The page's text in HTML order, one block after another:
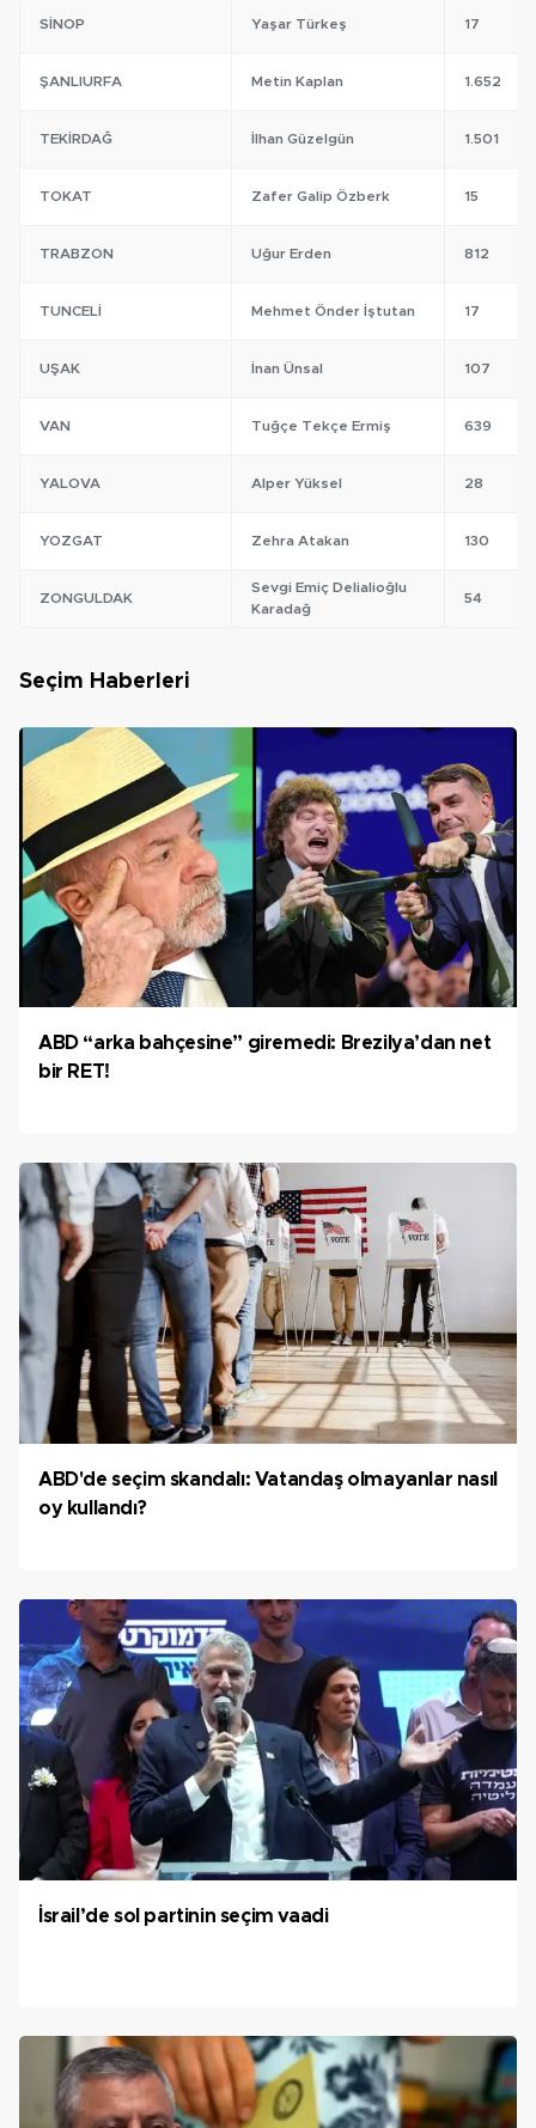
SINOP Yaşar Türkeş 17
ŞANLIURFA Metin Kaplan 1.652
TEKIRDAĞ İlhan Güzelgün 1.501
TOKAT Zafer Galip Özberk 15
TRABZON Uğur Erden 812
TUNCELI Mehmet Önder İştutan 17
UŞAK İnan Ünsal 107
VAN Tuğçe Tekçe Ermiş 639
YALOVA Alper Yüksel 28
YOZGAT Zehra Atakan 130
ZONGULDAK
Sevgi Emiç Delialioğlu
Karadağ
54
Seçim Haberleri
ABD “arka bahçesine” giremedi: Brezilya’dan net
bir RET!
ABD'de seçim skandalı: Vatandaş olmayanlar nasıl
oy kullandı?
İsrail’de sol partinin seçim vaadi